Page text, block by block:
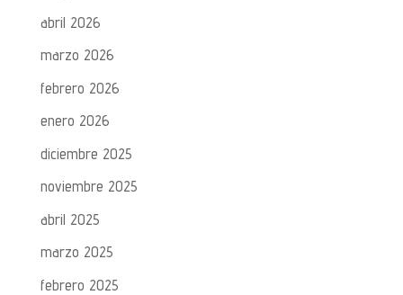
abril 2026
marzo 2026
febrero 2026
enero 2026
diciembre 2025
noviembre 2025
abril 2025
marzo 2025
febrero 2025